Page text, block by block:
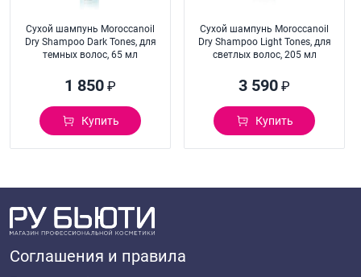
Cухой шампунь Moroccanoil
Dry Shampoo Dark Tones, для
темных волос, 65 мл
1 850 ₽
Купить
Cухой шампунь Moroccanoil
Dry Shampoo Light Tones, для
светлых волос, 205 мл
3 590 ₽
Купить
Соглашения и правила